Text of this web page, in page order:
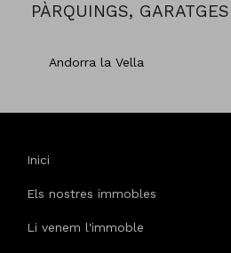
PÀRQUINGS, GARATGES
Andorra la Vella
Inici
Els nostres immobles
Li venem l'immoble